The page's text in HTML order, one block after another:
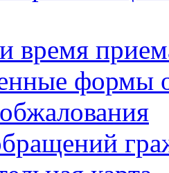
время
формы